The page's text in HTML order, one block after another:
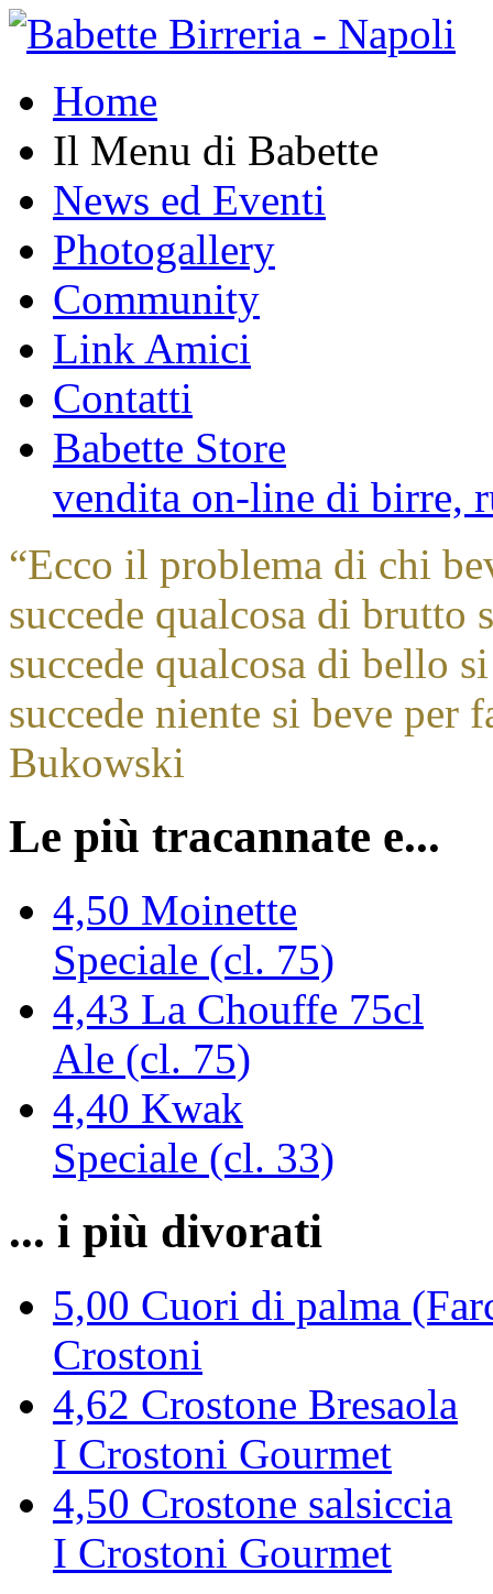
Home
Il Menu di Babette
News ed Eventi
Photogallery
Community
Link Amici
Contatti
Babette Store
vendita on-line di birre,
“Ecco il problema di chi
succede qualcosa di brutto
succede qualcosa di bello
succede niente si beve per
Bukowski
Le più tracannate e...
4,50 Moinette
Speciale (cl. 75)
4,43 La Chouffe 75cl
Ale (cl. 75)
4,40 Kwak
Speciale (cl. 33)
... i più divorati
5,00 Cuori di palma
Crostoni
4,62 Crostone Bresaola
I Crostoni Gourmet
4,50 Crostone salsiccia
I Crostoni Gourmet